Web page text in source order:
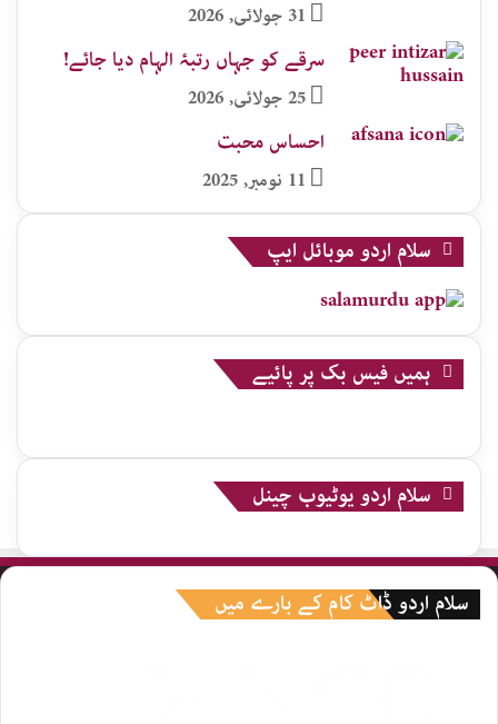
31 جولائی, 2026
سرقے کو جہاں رتبۂ الہام دیا جائے!
25 جولائی, 2026
احساس محبت
11 نومبر, 2025
سلام اردو موبائل ایپ
ہمیں فیس بک پر پائیے
سلام اردو یوٹیوب چینل
سلام اردو ڈاٹ کام کے بارے میں